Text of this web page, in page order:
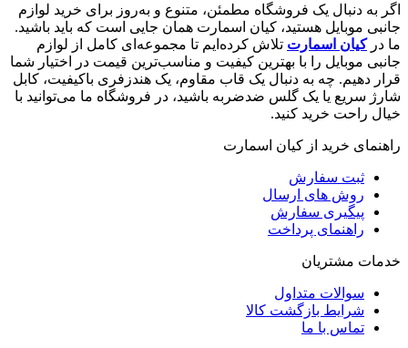
اگر به دنبال یک فروشگاه مطمئن، متنوع و به‌روز برای خرید لوازم
جانبی موبایل هستید، کیان اسمارت همان جایی است که باید باشید.
ما درکیان اسمارت تلاش کرده‌ایم تا مجموعه‌ای کامل از لوازم
جانبی موبایل را با بهترین کیفیت و مناسب‌ترین قیمت در اختیار شما
قرار دهیم. چه به دنبال یک قاب مقاوم، یک هندزفری باکیفیت، کابل
شارژ سریع یا یک گلس ضدضربه باشید، در فروشگاه ما می‌توانید با
خیال راحت خرید کنید.
راهنمای خرید از کیان اسمارت
ثبت سفارش
روش‌ های ارسال
پیگیری سفارش
راهنمای پرداخت
خدمات مشتریان
سوالات متداول
شرایط بازگشت کالا
تماس با ما